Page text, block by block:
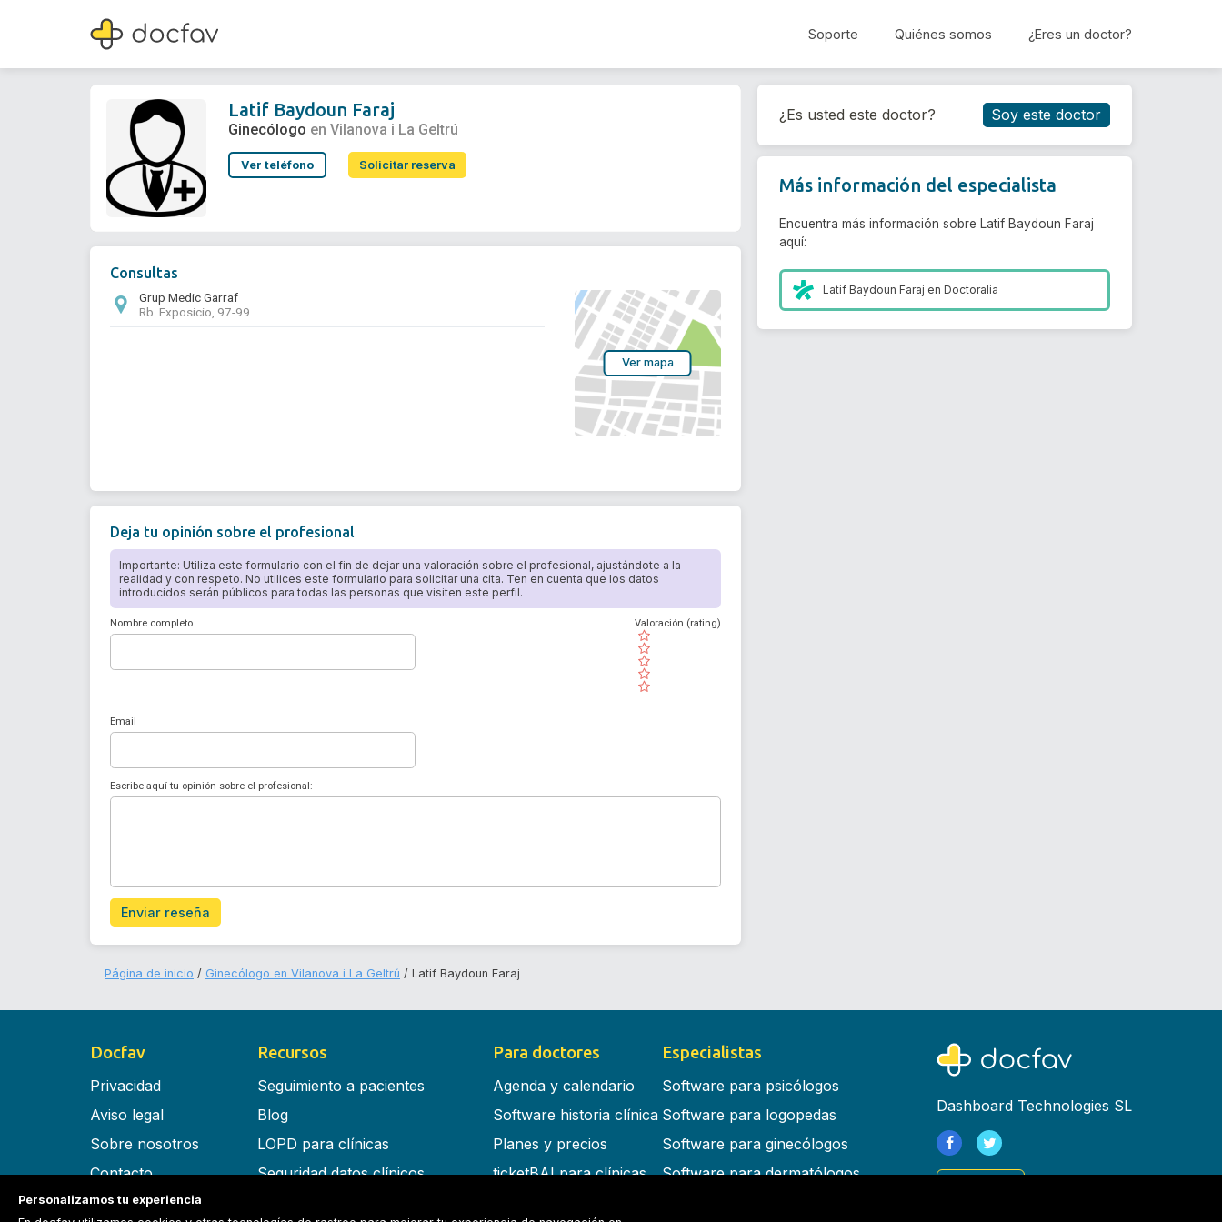
Soporte Quiénes somos ¿Eres un doctor?
Latif Baydoun Faraj
Ginecólogo
Reservar cita
Latif Baydoun Faraj
Ginecólogo en Vilanova i La Geltrú
Ver teléfono Solicitar reserva
Consultas
Grup Medic Garraf
Rb. Exposicio, 97-99
Ver mapa
Deja tu opinión sobre el profesional
Importante: Utiliza este formulario con el fin de dejar una valoración sobre el profesional, ajustándote a la
realidad y con respeto. No utilices este formulario para solicitar una cita. Ten en cuenta que los datos
introducidos serán públicos para todas las personas que visiten este perfil.
Nombre completo
( )
( )
( )
( )
( )
Valoración (rating)
Email
Escribe aquí tu opinión sobre el profesional:
Enviar reseña
¿Es usted este doctor? Soy este doctor
Más información del especialista
Encuentra más información sobre Latif Baydoun Faraj
aquí:
Latif Baydoun Faraj enDoctoralia
Página de inicio Ginecólogo en Vilanova i La Geltrú Latif Baydoun Faraj
Docfav
Privacidad
Aviso legal
Sobre nosotros
Contacto
Términos y condiciones
Recursos
Seguimiento a pacientes
Blog
LOPD para clínicas
Seguridad datos clínicos
Para doctores
Agenda y calendario
Software historia clínica
Planes y precios
ticketBAI para clínicas
Especialistas
Software para psicólogos
Software para logopedas
Software para ginecólogos
Software para dermatólogos
Dashboard Technologies SL
Personalizamos tu experiencia